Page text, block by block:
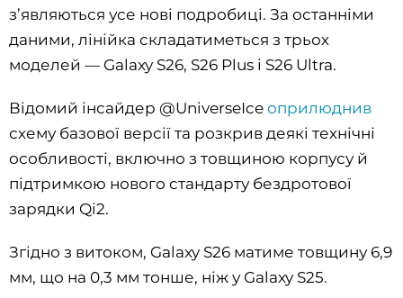
з’являються усе нові подробиці. За останніми
даними, лінійка складатиметься з трьох
моделей — Galaxy S26, S26 Plus і S26 Ultra.
Відомий інсайдер @UniverseIce оприлюднив
схему базової версії та розкрив деякі технічні
особливості, включно з товщиною корпусу й
підтримкою нового стандарту бездротової
зарядки Qi2.
Згідно з витоком, Galaxy S26 матиме товщину 6,9
мм, що на 0,3 мм тонше, ніж у Galaxy S25.